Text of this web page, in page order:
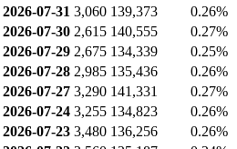
2026-07-31 3,060 139,373
0.26%
2026-07-30 2,615 140,555
0.27%
2026-07-29 2,675 134,339
0.25%
2026-07-28 2,985 135,436
0.26%
2026-07-27 3,290 141,331
0.27%
2026-07-24 3,255 134,823
0.26%
2026-07-23 3,480 136,256
0.26%